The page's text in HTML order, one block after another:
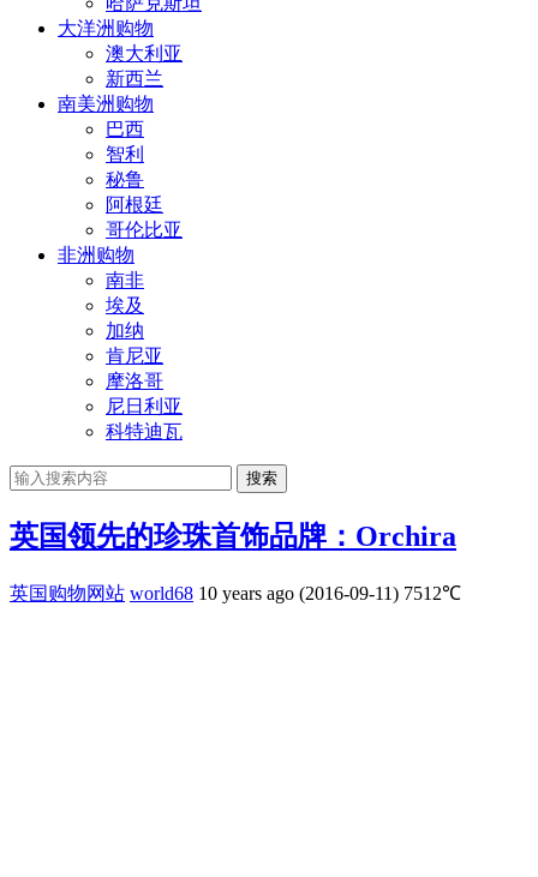
大洋洲购物
澳大利亚
新西兰
南美洲购物
巴西
智利
秘鲁
阿根廷
哥伦比亚
非洲购物
南非
埃及
加纳
肯尼亚
摩洛哥
尼日利亚
科特迪瓦
搜索
英国领先的珍珠首饰品牌：Orchira
英国购物网站 world68 10 years ago (2016-09-11) 7512℃